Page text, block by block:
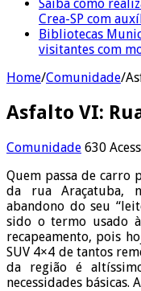
Saiba como
Crea-SP com
Bibliotecas
visitantes com
Home/Comunidade/
Asfalto VI:
Comunidade 630
Quem passa de carro
da rua Araçatuba,
abandono do seu
sido o termo usado
recapeamento, pois
SUV 4×4 de tantos
da região é
necessidades básicas.